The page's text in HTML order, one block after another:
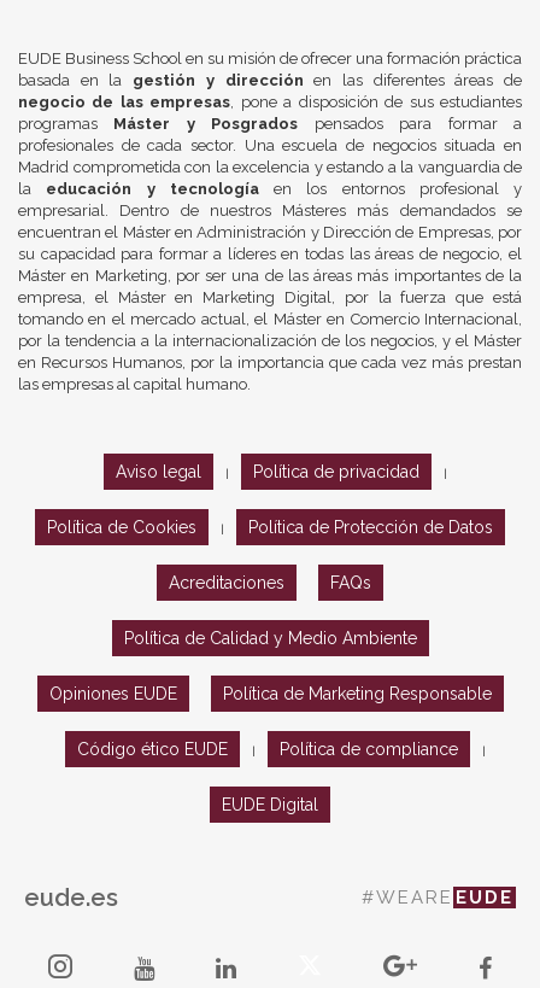
EUDE Business School en su misión de ofrecer una formación práctica
basada en la gestión y dirección en las diferentes áreas de
negocio de las empresas, pone a disposición de sus estudiantes
programas Máster y Posgrados pensados para formar a
profesionales de cada sector. Una escuela de negocios situada en
Madrid comprometida con la excelencia y estando a la vanguardia de
la educación y tecnologíaen los entornos profesional y
empresarial. Dentro de nuestros Másteres más demandados se
encuentran el Máster en Administración y Dirección de Empresas, por
su capacidad para formar a líderes en todas las áreas de negocio, el
Máster en Marketing, por ser una de las áreas más importantes de la
empresa, el Máster en Marketing Digital, por la fuerza que está
tomando en el mercado actual, el Máster en Comercio Internacional,
por la tendencia a la internacionalización de los negocios, y el Máster
en Recursos Humanos, por la importancia que cada vez más prestan
las empresas al capital humano.
Aviso legal Política de privacidad
Política de Cookies Política de Protección de Datos
Acreditaciones FAQs
Política de Calidad y Medio Ambiente
Opiniones EUDE Política de Marketing Responsable
Código ético EUDE Política de compliance
EUDE Digital
eude.es #WEARE EUDE